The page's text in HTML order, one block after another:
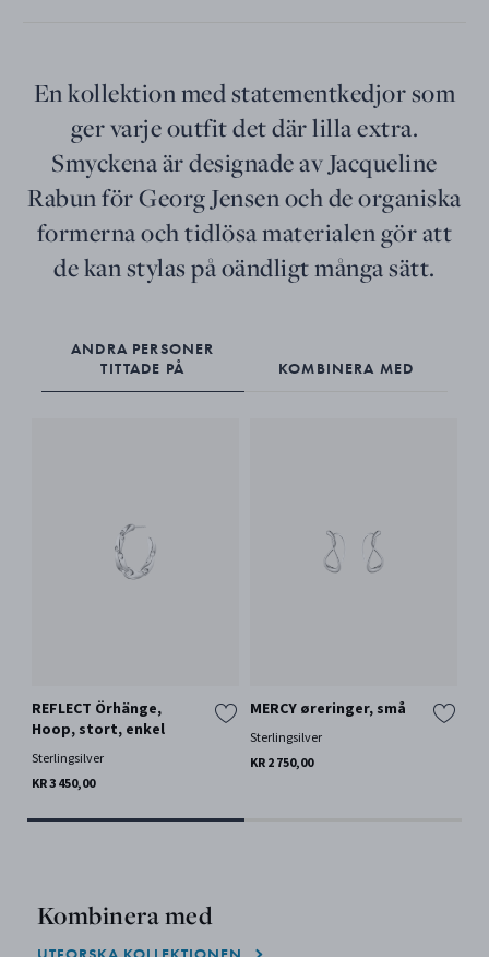
En kollektion med statementkedjor som
ger varje outfit det där lilla extra.
Smyckena är designade av Jacqueline
Rabun för Georg Jensen och de organiska
formerna och tidlösa materialen gör att
de kan stylas på oändligt många sätt.
ANDRA PERSONER
TITTADE PÅ
KOMBINERA MED
REFLECT Örhänge,
Hoop, stort, enkel
Sterlingsilver
KR 3 450,00
MERCY øreringer, små
Sterlingsilver
KR 2 750,00
Kombinera med